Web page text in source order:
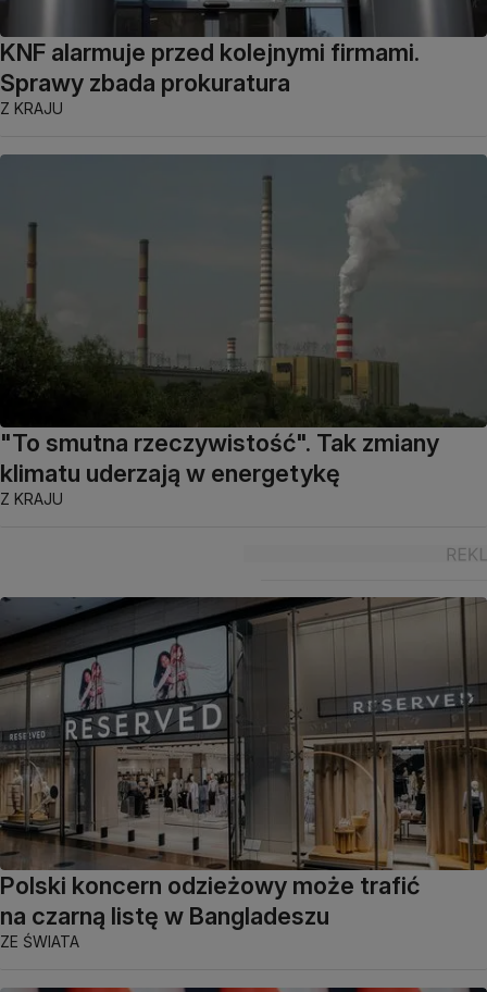
KNF alarmuje przed kolejnymi firmami.
Sprawy zbada prokuratura
Z KRAJU
"To smutna rzeczywistość". Tak zmiany
klimatu uderzają w energetykę
Z KRAJU
Polski koncern odzieżowy może trafić
na czarną listę w Bangladeszu
ZE ŚWIATA